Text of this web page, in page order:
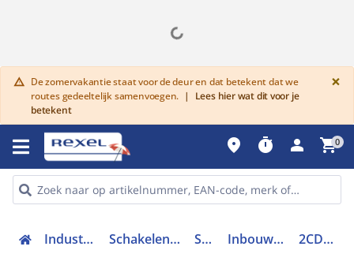
warning De zomervakantie staat voor de deur en dat betekent dat we
routes gedeeltelijk samenvoegen. |
Lees hier wat dit voor je
betekent
×
place timer person shopping_cart0
Industriele componenten Schakelen, bedienen en signaleren Schakelaars Inbouwschakelaar modulair 2CDD284101R0040